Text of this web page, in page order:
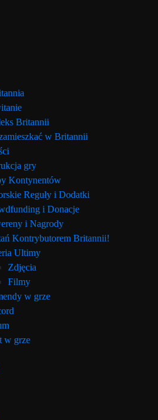
Britannii
w Britannii
gry
Kontynentów
Reguły i Dodatki
i Donacje
i Nagrody
Kontrybutorem Britannii!
Ultimy
Zdjęcia
Filmy
w grze
w grze